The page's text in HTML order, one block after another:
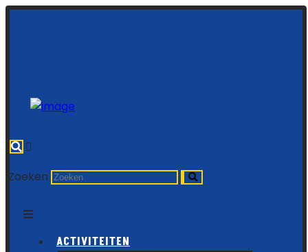
Zoeken
ACTIVITEITEN